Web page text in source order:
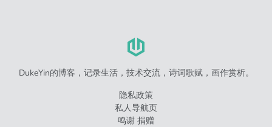
DukeYin的博客，记录生活，技术交流，诗词歌赋，画作赏析。
隐私政策
私人导航页
鸣谢 捐赠